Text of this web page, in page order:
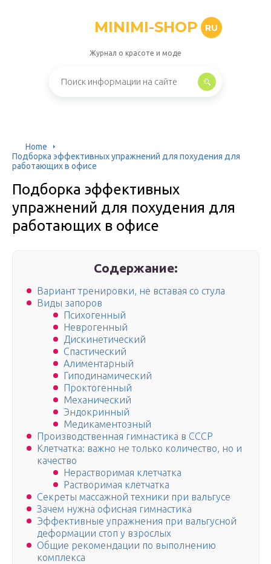
MINIMI-SHOP RU
Журнал о красоте и моде
Home
Подборка эффективных упражнений для похудения для
работающих в офисе
Подборка эффективных
упражнений для похудения для
работающих в офисе
Содержание:
Вариант тренировки, не вставая со стула
Виды запоров
Психогенный
Неврогенный
Дискинетический
Спастический
Алиментарный
Гиподинамический
Проктогенный
Механический
Эндокринный
Медикаментозный
Производственная гимнастика в СССР
Клетчатка: важно не только количество, но и
качество
Hерастворимая клетчатка
Растворимая клетчатка
Секреты массажной техники при вальгусе
Зачем нужна офисная гимнастика
Эффективные упражнения при вальгусной
деформации стоп у взрослых
Общие рекомендации по выполнению
комплекса